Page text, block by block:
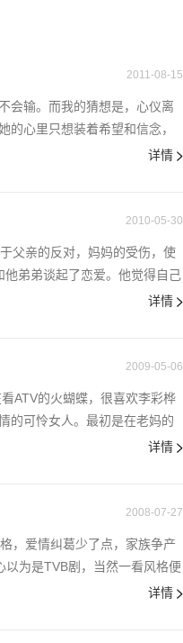
，却不知方菲就是心仪。
子厂，凯琪主动提出加入
，学儒答允。发布会当天，2011-08-15
会输。而我的猜想是，心仪离
心里只想装着希望和信念，
详情
2010-05-30
父亲的反对，妈妈的受伤，使
弟弟谈起了恋爱。他觉得自己
详情
2009-05-06
ATV的火蝴蝶，很喜欢李彩桦
的可怜女人。最初是在老妈的
详情
2008-07-27
，爱情纠葛少了点，家族争产
为是TVB剧，当然一看风格便
详情